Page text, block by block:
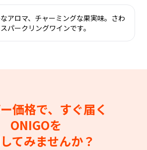
アロマ、チャーミングな果実味。さわ
パークリングワインです。
価格で、すぐ届く
ONIGOを
てみませんか？